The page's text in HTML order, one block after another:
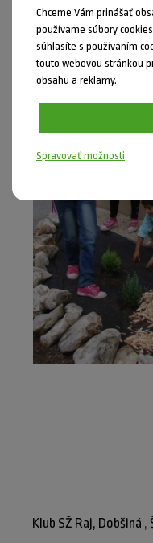
Klub SŽ Raj, Dobšiná ,
Chceme Vám prinášať
používame súbory
súhlasíte s používaním
touto webovou stránkou
obsahu a reklamy.
Spravovať možnosti